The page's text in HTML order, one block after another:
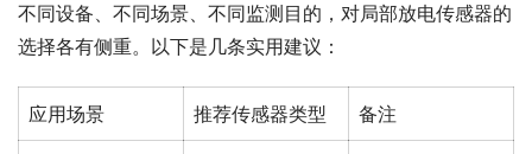
不同设备、不同场景、不同监测目的，对局部放电传感器的
选择各有侧重。以下是几条实用建议：
应用场景 推荐传感器类型 备注